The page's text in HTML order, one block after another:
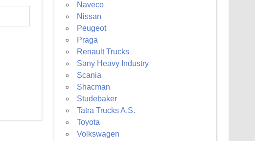
Naveco
Nissan
Peugeot
Praga
Renault Trucks
Sany Heavy Industry
Scania
Shacman
Studebaker
Tatra Trucks A.S.
Toyota
Volkswagen